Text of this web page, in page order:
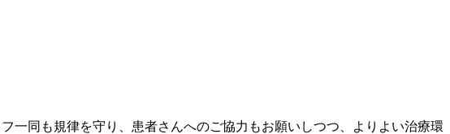
一同も規律を守り、患者さんへのご協力もお願いしつつ、よりよい治療環